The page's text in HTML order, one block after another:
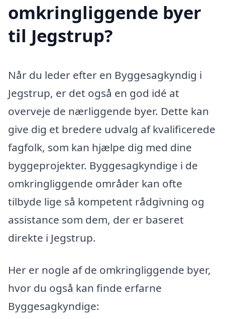
omkringliggende byer
til Jegstrup?
Når du leder efter en Byggesagkyndig i
Jegstrup, er det også en god idé at
overveje de nærliggende byer. Dette kan
give dig et bredere udvalg af kvalificerede
fagfolk, som kan hjælpe dig med dine
byggeprojekter. Byggesagkyndige i de
omkringliggende områder kan ofte
tilbyde lige så kompetent rådgivning og
assistance som dem, der er baseret
direkte i Jegstrup.
Her er nogle af de omkringliggende byer,
hvor du også kan finde erfarne
Byggesagkyndige: